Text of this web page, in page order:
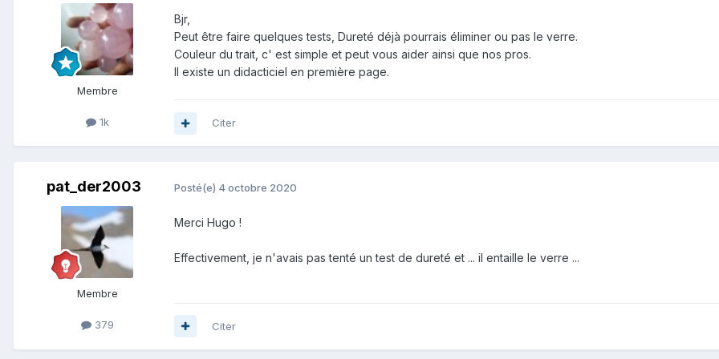
Membre
1k
Bjr,
Peut être faire quelques tests, Dureté déjà pourrais éliminer ou pas le verre.
Couleur du trait, c' est simple et peut vous aider ainsi que nos pros.
Il existe un didacticiel en première page.
Citer
pat_der2003
Membre
379
Posté(e) 4 octobre 2020
Merci Hugo !
Effectivement, je n'avais pas tenté un test de dureté et ... il entaille le verre ...
Citer